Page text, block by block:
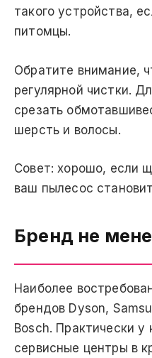
такого устройства,
питомцы.
Обратите внимание,
регулярной чистки.
срезать
шерсть и волосы.
Совет: хорошо, если
ваш пылесос
Бренд не
Наиболее
брендов Dyson,
Bosch. Практически у
сервисные центры в